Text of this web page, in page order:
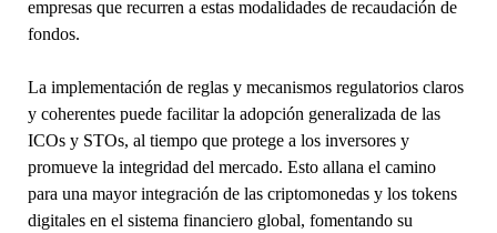
empresas que recurren a estas modalidades de recaudación de
fondos.
La implementación de reglas y mecanismos regulatorios claros
y coherentes puede facilitar la adopción generalizada de las
ICOs y STOs, al tiempo que protege a los inversores y
promueve la integridad del mercado. Esto allana el camino
para una mayor integración de las criptomonedas y los tokens
digitales en el sistema financiero global, fomentando su